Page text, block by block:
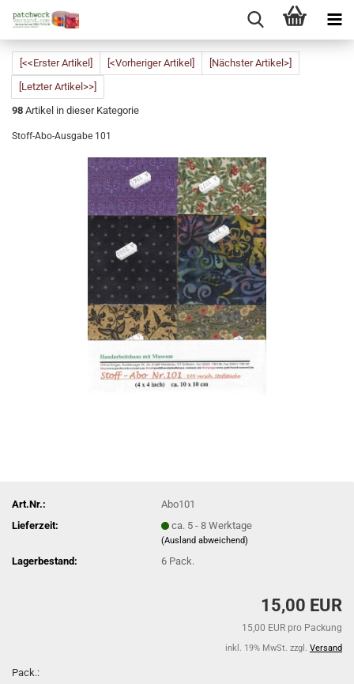
[<<Erster Artikel] [<Vorheriger Artikel]
[Nächster Artikel>]
[Letzter Artikel>>]
98 Artikel in dieser Kategorie
Stoff-Abo-Ausgabe 101
Art.Nr.:
Abo101
Lieferzeit:
ca. 5 - 8 Werktage
(Ausland abweichend)
Lagerbestand: 6 Pack.
15,00 EUR
15,00 EUR pro Packung
inkl. 19% MwSt. zzgl. Versand
Pack.: